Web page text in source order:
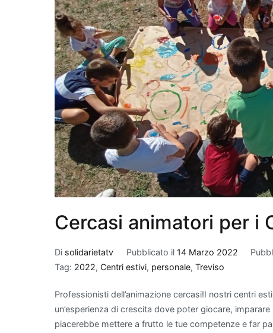
Cercasi animatori per i
Di solidarietatv Pubblicato il 14 Marzo 2022
Tag: 2022, Centri estivi, personale, Treviso
Professionisti dell’animazione cercasi!I nostri centri
un’esperienza di crescita dove poter giocare,
piacerebbe mettere a frutto le tue competenze e far